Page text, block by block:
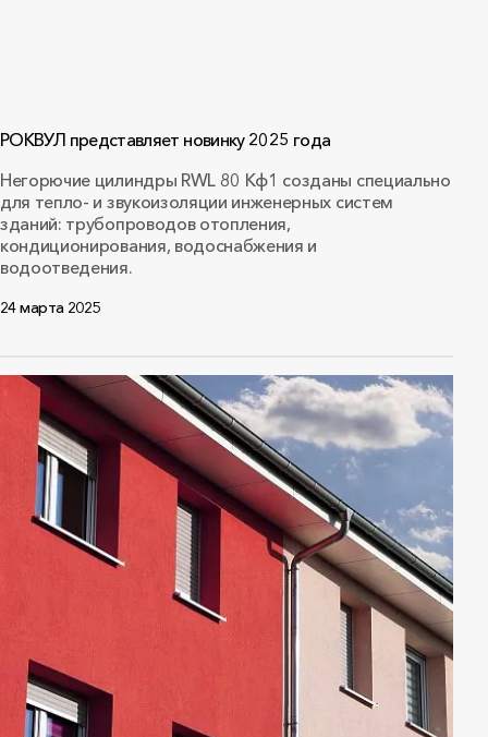
РОКВУЛ представляет новинку 2025 года
Негорючие цилиндры RWL 80 Кф1 созданы специально
для тепло- и звукоизоляции инженерных систем
зданий: трубопроводов отопления,
кондиционирования, водоснабжения и
водоотведения.
24 марта 2025